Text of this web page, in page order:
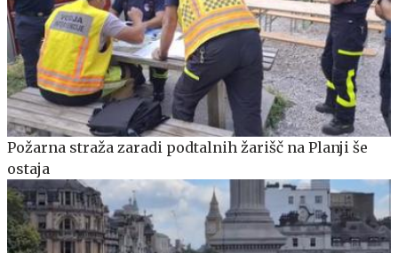
Požarna straža zaradi podtalnih žarišč na Planji še
ostaja